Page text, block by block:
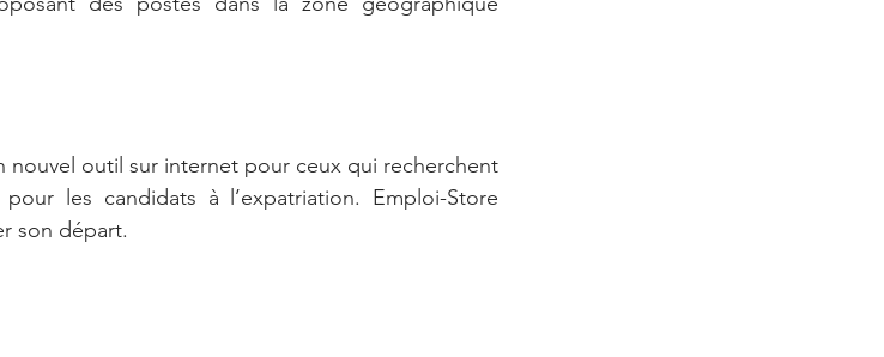
nouvel outil sur internet pour ceux qui recherchent
les candidats à l’expatriation. Emploi-Store
son départ.